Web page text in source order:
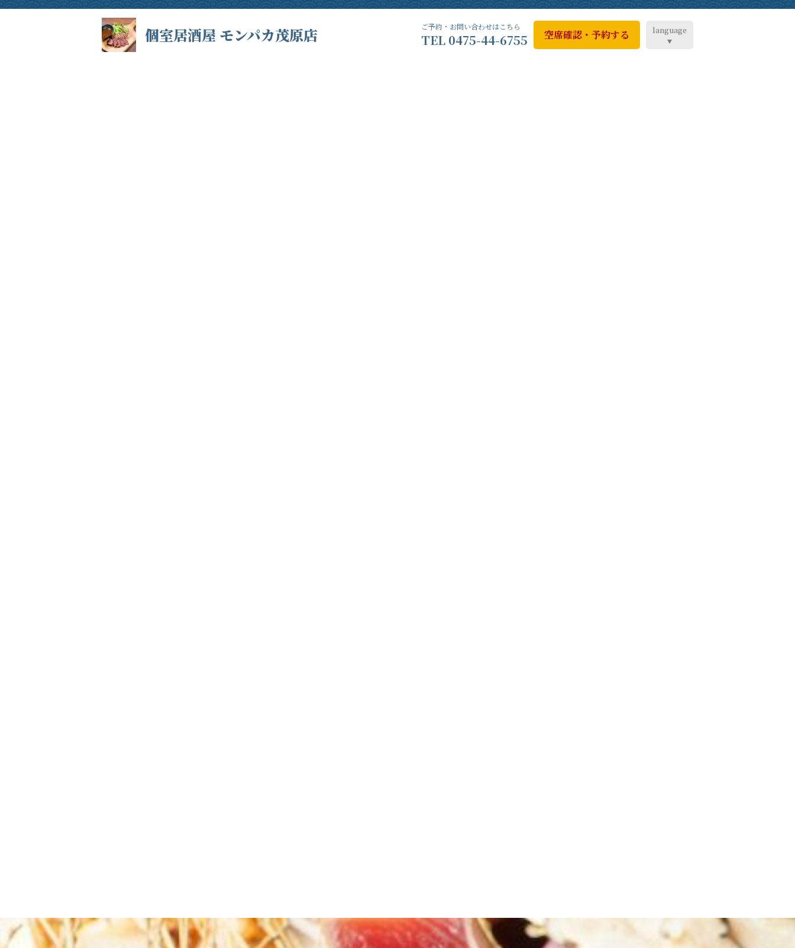
個室居酒屋 モンパカ茂原店 ご予約・お問い合わせはこちら
TEL 0475-44-6755 空席確認・予約する language